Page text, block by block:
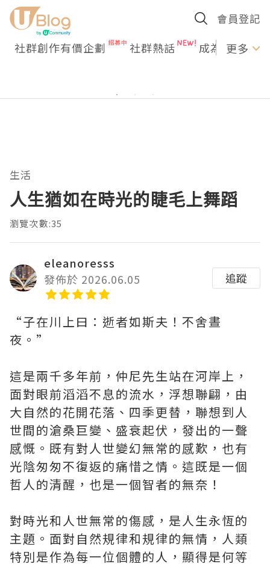
會員登記
社群創作有價企劃 社群熱話 成為U更多
生活
人生猶如在時光的睫毛上舞蹈
瀏覽次數:35
eleanoresss
發佈於 2026.06.05
追蹤
“子在川上曰：逝者如斯夫！不舍晝
夜。”
這是兩千多年前，仲尼先生站在河岸上，
面對眼前滔滔不息的流水，浮想聯翩，由
大自然的花開花落、四季更替，聯想到人
世間的滄桑巨變、盛衰起伏，發出的一聲
感慨。既有對人世變幻無常的感歎，也有
光陰匆匆不復返的痛惜之情。這既是一個
哲人的清醒，也是一個智者的無奈！
對時光和人世無常的傷感，是人生永恆的
主題。面對自然規律和規律的無情，人類
特別是作為每一位個體的人，顯得是何等